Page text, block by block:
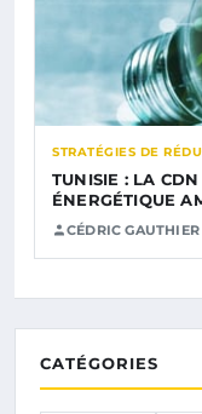
STRATÉGIES DE
TUNISIE : LA
ÉNERGÉTIQUE
CÉDRIC GAUTHIER
CATÉGORIES